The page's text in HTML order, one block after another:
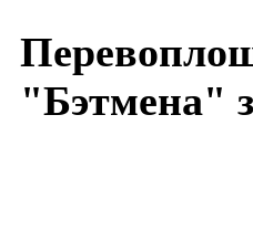
"Бэтмена"